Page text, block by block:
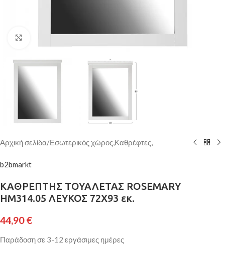
Αρχική σελίδα/Εσωτερικός χώρος,Καθρέφτες,
b2bmarkt
ΚΑΘΡΕΠΤΗΣ ΤΟΥΑΛΕΤΑΣ ROSEMARY
HM314.05 ΛΕΥΚΟΣ 72X93 εκ.
44,90€
Παράδοση σε 3-12 εργάσιμες ημέρες